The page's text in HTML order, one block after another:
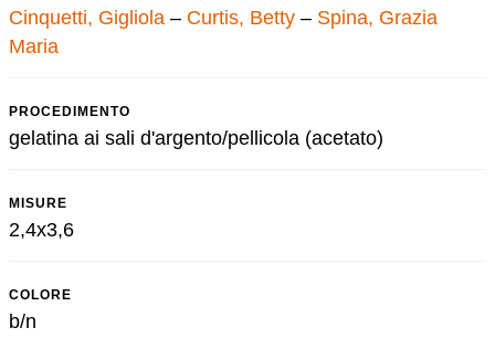
Cinquetti, Gigliola – Curtis, Betty – Spina, Grazia
Maria
PROCEDIMENTO
gelatina ai sali d'argento/pellicola (acetato)
MISURE
2,4x3,6
COLORE
b/n